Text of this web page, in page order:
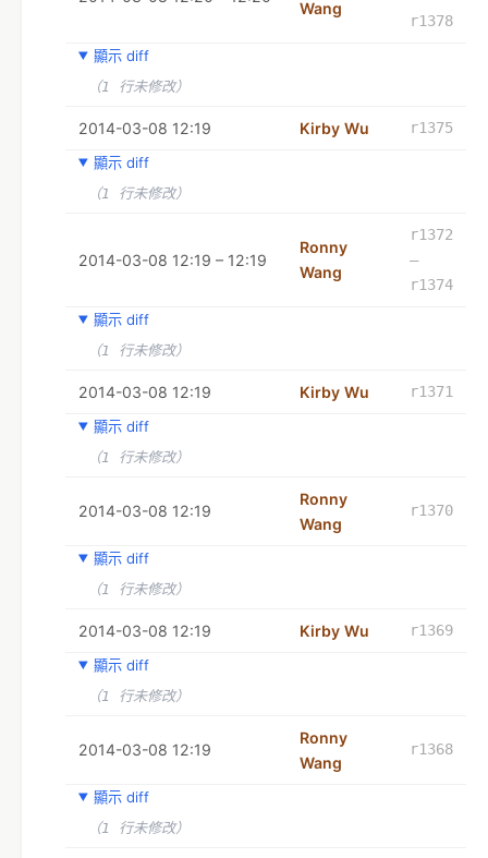
Wang
r1378
顯示 diff
（1 行未修改）
2014-03-08 12:19 Kirby Wu
r1375
顯示 diff
（1 行未修改）
2014-03-08 12:19 – 12:19
Ronny
Wang
r1372
–
r1374
顯示 diff
（1 行未修改）
2014-03-08 12:19 Kirby Wu
r1371
顯示 diff
（1 行未修改）
2014-03-08 12:19
Ronny
Wang
r1370
顯示 diff
（1 行未修改）
2014-03-08 12:19 Kirby Wu
r1369
顯示 diff
（1 行未修改）
2014-03-08 12:19
Ronny
Wang
r1368
顯示 diff
（1 行未修改）